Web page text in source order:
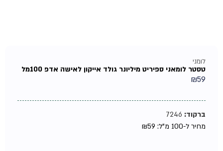
לומני
טסטר לומאני ספיריט מיליונר גולד אייקון לאישה אדפ 100מל
₪59
ברקוד:7246
מחיר ל-100 מ"ל:
₪59